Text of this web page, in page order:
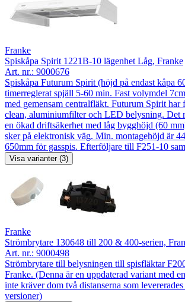
Franke
Spiskåpa Spirit 1221B-10 lägenhet Låg, Franke
Art. nr.: 9000676
Spiskåpa Futurum Spirit (höjd på endast kåpa
timerreglerat spjäll 5-60 min. Fast volymdel
med gemensam centralfläkt. Futurum Spirit har
clean, aluminiumfilter och LED belysning. Det
en ökad driftsäkerhet med låg bygghöjd (60
sker på elektronisk väg. Min. montagehöjd är
650mm för gasspis. Efterföljare till F251-10
Visa varianter (3)
Franke
Strömbrytare 130648 till 200 & 400-serien,
Art. nr.: 9000498
Strömbrytare till belysningen till spisfläktar
Franke. (Denna är en uppdaterad variant med
inte kräver dom två distanserna som
versioner)